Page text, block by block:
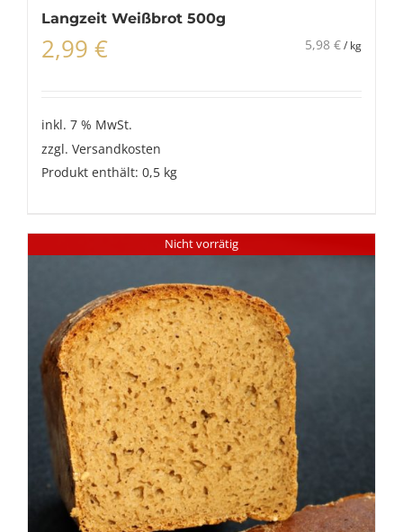
Langzeit Weißbrot 500g
2,99 € 5,98 €/ kg
inkl. 7 % MwSt.
zzgl. Versandkosten
Produkt enthält: 0,5 kg
Nicht vorrätig